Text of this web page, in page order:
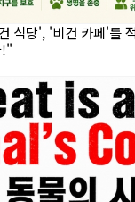
식당', '비건 카페'를
!"